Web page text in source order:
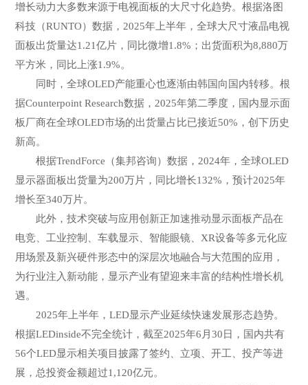
增长动力大多数来源于电视面板的大尺寸化趋势。根据洛图
科技（RUNTO）数据，2025年上半年，全球大尺寸液晶电视
面板出货量达1.21亿片，同比微增1.8%；出货面积为8,880万
平方米，同比上涨1.9%。
同时，全球OLED产能重心也逐渐由韩国向国内转移。根
据Counterpoint Research数据，2025年第二季度，国内显示面
板厂商在全球OLED市场的出货量占比已接近50%，创下历史
新高。
根据TrendForce（集邦咨询）数据，2024年，全球OLED
显示器面板出货量为200万片，同比增长132%，预计2025年
增长至340万片。
此外，技术突破与应用创新正加速推动显示面板产品在
电竞、工业控制、车载显示、智能眼镜、XR设备等多元化应
用场景及新兴硬件形态中的深层次地融合与大范围的应用，
为行业注入新动能，显示产业有望迎来丰富的结构性增长机
遇。
2025年上半年，LED显示产业延续快速发展形态趋势。
根据LEDinside不完全统计，截至2025年6月30日，国内共有
56个LED显示相关项目披露了签约、立项、开工、投产等进
展，总投资金额超过1,120亿元。